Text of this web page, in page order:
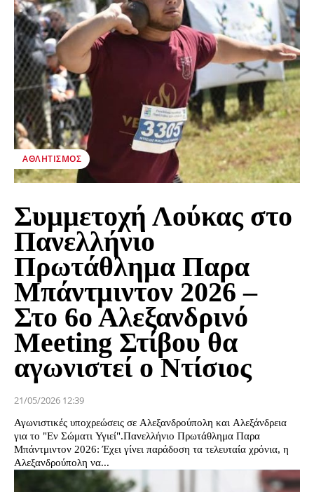
ΑΘΛΗΤΙΣΜΌΣ
Συμμετοχή Λούκας στο
Πανελλήνιο
Πρωτάθλημα Παρα
Μπάντμιντον 2026 –
Στο 6ο Αλεξανδρινό
Meeting Στίβου θα
αγωνιστεί ο Ντίσιος
21/05/2026 12:39
Αγωνιστικές υποχρεώσεις σε Αλεξανδρούπολη και Αλεξάνδρεια
για το "Εν Σώματι Υγιεί".Πανελλήνιο Πρωτάθλημα Παρα
Μπάντμιντον 2026: Έχει γίνει παράδοση τα τελευταία χρόνια, η
Αλεξανδρούπολη να...